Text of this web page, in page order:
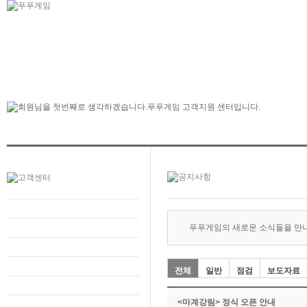
푸푸게임의 새로운 소식들을 만
전체 일반 점검 보도자료
<마계강림> 정식 오픈 안내